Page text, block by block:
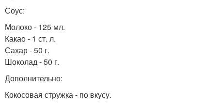
Соус:
Молоко - 125 мл.
Какао - 1 ст. л.
Сахар - 50 г.
Шоколад - 50 г.
Дополнительно:
Кокосовая стружка - по вкусу.